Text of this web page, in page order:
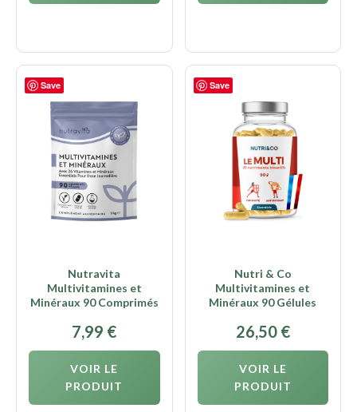
Save
Nutravita
Multivitamines et
Minéraux 90 Comprimés
7,99 €
VOIR LE
PRODUIT
Save
Nutri & Co
Multivitamines et
Minéraux 90 Gélules
26,50 €
VOIR LE
PRODUIT